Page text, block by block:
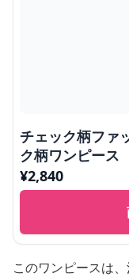
チェック柄ファ
ク柄ワンピース
¥2,840
このワンピースは